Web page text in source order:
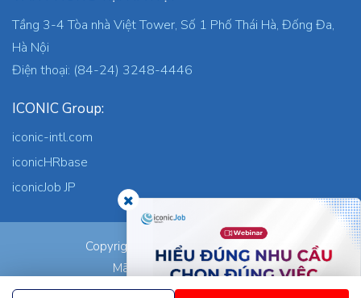
Tầng 3-4 Tòa nhà Việt Tower, Số 1 Phố Thái Hà, Đống Đa,
Hà Nội
Điện thoại: (84-24) 3248-4446
ICONIC Group:
iconic-intl.com
iconicHRbase
iconicJob JP
Copyright © 2026 ICONIC Co., Ltd.
Mã số thuế: 0305745871
Nơi cấp: TP.HCM